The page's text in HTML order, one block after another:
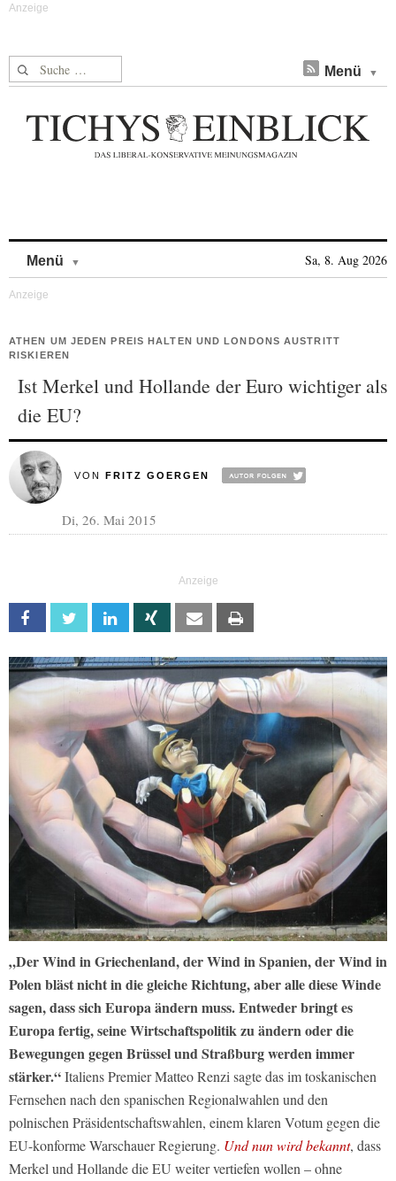
Suche nach: Menü
Menü Sa, 8. Aug 2026
ATHEN UM JEDEN PREIS HALTEN UND LONDONS AUSTRITT
RISKIEREN
Ist Merkel und Hollande der Euro wichtiger als
die EU?
VON FRITZ GOERGEN
Di, 26. Mai 2015
Facebook Twitter Linkedin Xing Email
„Der Wind in Griechenland, der Wind in Spanien, der Wind in
Polen bläst nicht in die gleiche Richtung, aber alle diese Winde
sagen, dass sich Europa ändern muss. Entweder bringt es
Europa fertig, seine Wirtschaftspolitik zu ändern oder die
Bewegungen gegen Brüssel und Straßburg werden immer
stärker.“Italiens Premier Matteo Renzi sagte das im toskanischen
Fernsehen nach den spanischen Regionalwahlen und den
polnischen Präsidentschaftswahlen, einem klaren Votum gegen die
EU-konforme Warschauer Regierung. Und nun wird bekannt, dass
Merkel und Hollande die EU weiter vertiefen wollen – ohne